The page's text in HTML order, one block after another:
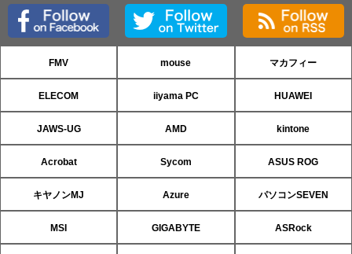
FMV mouse マカフィー
ELECOM iiyama PC HUAWEI
JAWS-UG AMD kintone
Acrobat Sycom ASUS ROG
キヤノンMJ Azure パソコンSEVEN
MSI GIGABYTE ASRock